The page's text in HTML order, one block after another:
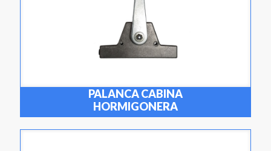
PALANCA CABINA
HORMIGONERA